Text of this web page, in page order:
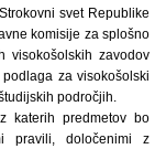
svet Republike
komisije za splošno
visokošolskih zavodov
za visokošolski
področjih.
katerih predmetov bo
pravili, določenimi z